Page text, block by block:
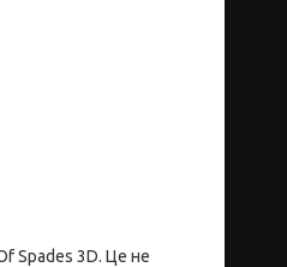
Spades 3D. Це не